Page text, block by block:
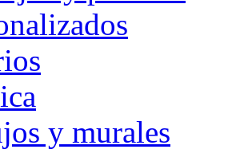
y murales